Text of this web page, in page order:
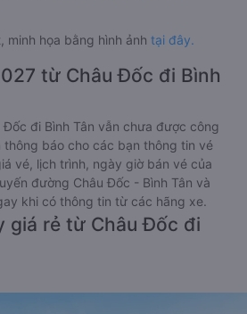
minh họa bằng hình ảnh tại đây.
từ Châu Đốc đi Bình
đi Bình Tân vẫn chưa được công
thông báo cho các bạn thông tin vé
vé, lịch trình, ngày giờ bán vé của
đường Châu Đốc - Bình Tân và
khi có thông tin từ các hãng xe.
giá rẻ từ Châu Đốc đi